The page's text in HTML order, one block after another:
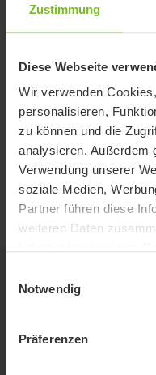
Zustimmung
Diese Webseite
Wir verwenden
personalisieren,
zu können und die
analysieren. Außerdem
Verwendung unserer
soziale Medien,
Partner führen diese
weiteren Daten
Notwendig
Präferenzen
Dokumente
Filter löschen
EC Konformitätserklärung
EC DoC - Immedia
Kurzanleitung
Immedia NonSlip
Verwandte